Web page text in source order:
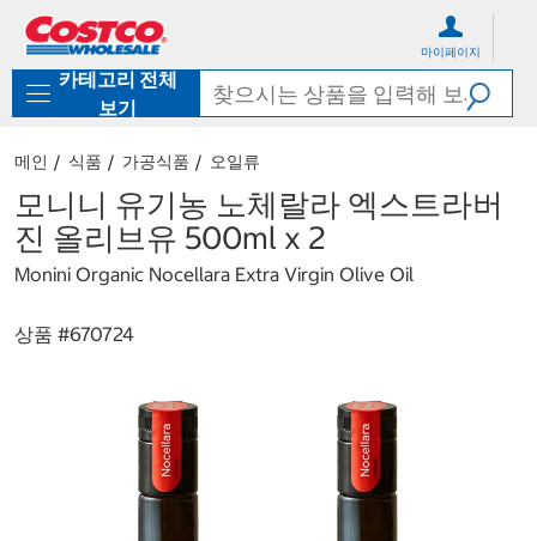
로
기
가
마이페이지
카테고리 전체
보기
메인 식품 가공식품 오일류
모니니 유기농 노체랄라 엑스트라버
진 올리브유 500ml x 2
Monini Organic Nocellara Extra Virgin Olive Oil
상품 #670724